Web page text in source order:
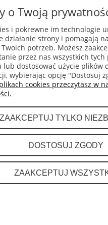
MOJE KONTO
GWARANCJA I ZWROTY
INFORMACJE
O NAS
sprzętu do boksu
takich marek jak Fairtex,
Cleto Reyes. Rival,
INFOLINIA: +48 601 443
o Twoją
i pokrewne im technologie
działanie strony i pomagają
potrzeb. Możesz
przez nas wszystkich
lub dostosować użycie plików
wybierając opcję "Dostosuj
cookies przeczytasz w
ZAAKCEPTUJ TYLKO
DOSTOSUJ ZGODY
ZAAKCEPTUJ